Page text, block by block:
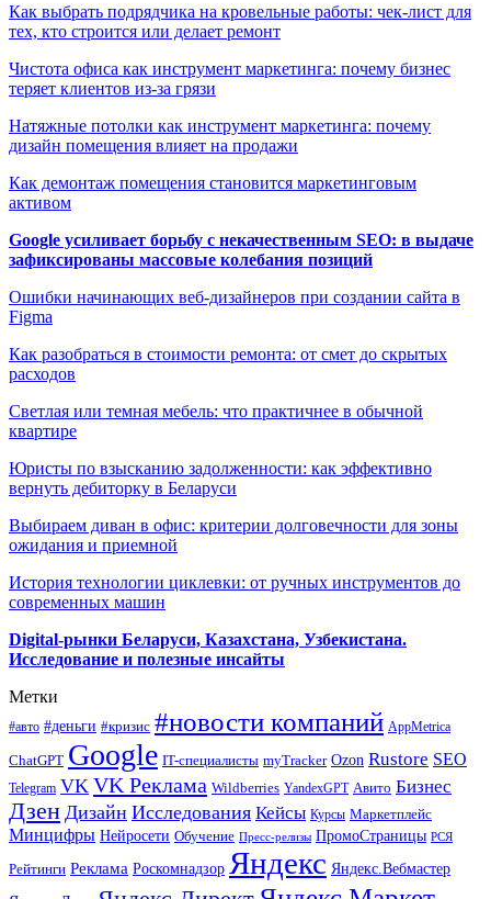
Как выбрать подрядчика на кровельные работы: чек-лист для
тех, кто строится или делает ремонт
Чистота офиса как инструмент маркетинга: почему бизнес
теряет клиентов из-за грязи
Натяжные потолки как инструмент маркетинга: почему
дизайн помещения влияет на продажи
Как демонтаж помещения становится маркетинговым
активом
Google усиливает борьбу с некачественным SEO: в выдаче
зафиксированы массовые колебания позиций
Ошибки начинающих веб-дизайнеров при создании сайта в
Figma
Как разобраться в стоимости ремонта: от смет до скрытых
расходов
Светлая или темная мебель: что практичнее в обычной
квартире
Юристы по взысканию задолженности: как эффективно
вернуть дебиторку в Беларуси
Выбираем диван в офис: критерии долговечности для зоны
ожидания и приемной
История технологии циклевки: от ручных инструментов до
современных машин
Digital-рынки Беларуси, Казахстана, Узбекистана.
Исследование и полезные инсайты
Метки
#авто #деньги #кризис #новости компаний AppMetrica
ChatGPT Google IT-специалисты myTracker Ozon Rustore SEO
Telegram VK VK Реклама Wildberries YandexGPT Авито Бизнес
Дзен Дизайн Исследования Кейсы Курсы Маркетплейс
Минцифры Нейросети Обучение Пресс-релизы ПромоСтраницы РСЯ
Рейтинги Реклама Роскомнадзор Яндекс Яндекс.Вебмастер